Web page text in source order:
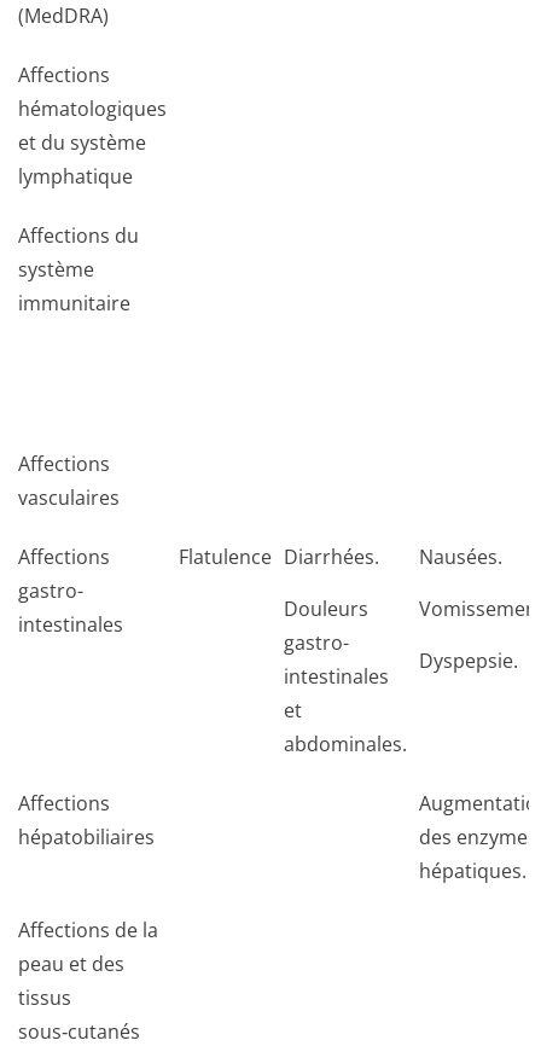
(MedDRA)
Affections
hématologiques
et du système
lymphatique
Affections du
système
immunitaire
Affections
vasculaires
Affections
gastro-
intestinales
Flatulence Diarrhées.
Douleurs
gastro-
intestinales
et
abdominales.
Nausées.
Dyspepsie.
Affections
hépatobiliaires
des enzymes
hépatiques.
Affections de la
peau et des
tissus
sous‑cutanés